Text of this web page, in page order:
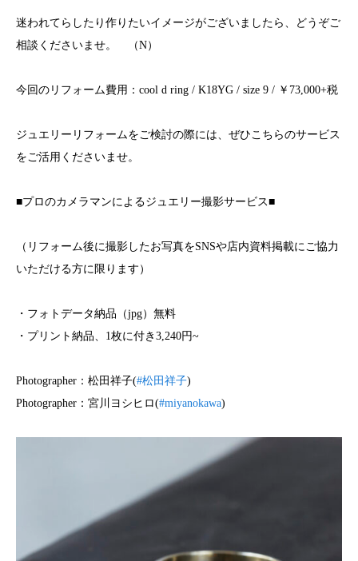
迷われてらしたり作りたいイメージがございましたら、どうぞご
相談くださいませ。 （N）
今回のリフォーム費用：cool d ring / K18YG / size 9 / ￥73,000+税
ジュエリーリフォームをご検討の際には、ぜひこちらのサービス
をご活用くださいませ。
■プロのカメラマンによるジュエリー撮影サービス■
（リフォーム後に撮影したお写真をSNSや店内資料掲載にご協力
いただける方に限ります）
・フォトデータ納品（jpg）無料
・プリント納品、1枚に付き3,240円~
Photographer：松田祥子(#松田祥子)
Photographer：宮川ヨシヒロ(#miyanokawa)